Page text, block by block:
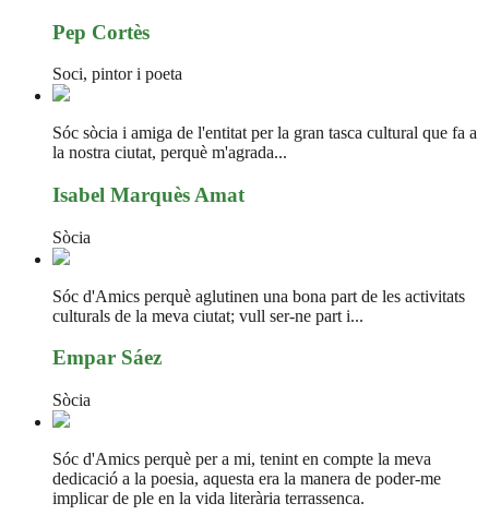
Pep Cortès
Soci, pintor i poeta
Sóc sòcia i amiga de l'entitat per la gran tasca cultural que fa a
la nostra ciutat, perquè m'agrada...
Isabel Marquès Amat
Sòcia
Sóc d'Amics perquè aglutinen una bona part de les activitats
culturals de la meva ciutat; vull ser-ne part i...
Empar Sáez
Sòcia
Sóc d'Amics perquè per a mi, tenint en compte la meva
dedicació a la poesia, aquesta era la manera de poder-me
implicar de ple en la vida literària terrassenca.